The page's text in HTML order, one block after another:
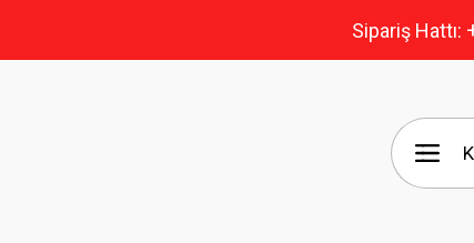
Sipariş Hattı: